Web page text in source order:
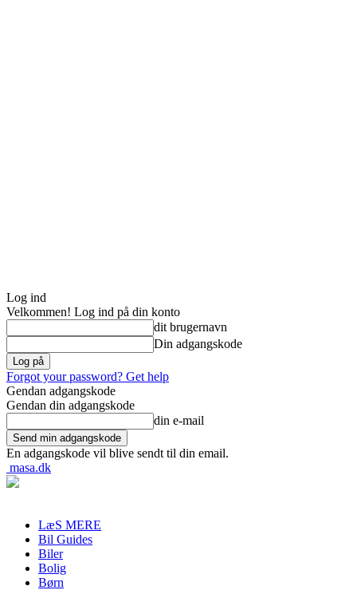
Log ind
Velkommen! Log ind på din konto
dit brugernavn
Din adgangskode
Forgot your password? Get help
Gendan adgangskode
Gendan din adgangskode
din e-mail
En adgangskode vil blive sendt til din email.
masa.dk
LæS MERE
Bil Guides
Biler
Bolig
Børn